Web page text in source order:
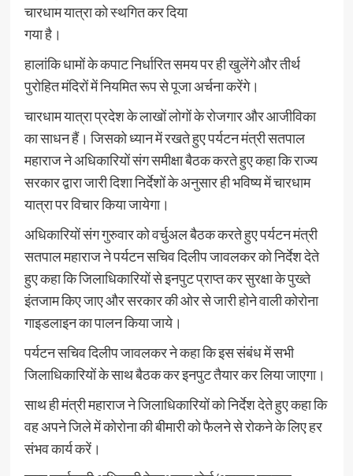
चारधाम यात्रा को स्थगित कर दिया
गया है।
हालांकि धामों के कपाट निर्धारित समय पर ही खुलेंगे और तीर्थ
पुरोहित मंदिरों में नियमित रूप से पूजा अर्चना करेंगे।
चारधाम यात्रा प्रदेश के लाखों लोगों के रोजगार और आजीविका
का साधन हैं। जिसको ध्यान में रखते हुए पर्यटन मंत्री सतपाल
महाराज ने अधिकारियों संग समीक्षा बैठक करते हुए कहा कि राज्य
सरकार द्वारा जारी दिशा निर्देशों के अनुसार ही भविष्य में चारधाम
यात्रा पर विचार किया जायेगा।
अधिकारियों संग गुरुवार को वर्चुअल बैठक करते हुए पर्यटन मंत्री
सतपाल महाराज ने पर्यटन सचिव दिलीप जावलकर को निर्देश देते
हुए कहा कि जिलाधिकारियों से इनपुट प्राप्त कर सुरक्षा के पुख्ते
इंतजाम किए जाए और सरकार की ओर से जारी होने वाली कोरोना
गाइडलाइन का पालन किया जाये।
पर्यटन सचिव दिलीप जावलकर ने कहा कि इस संबंध में सभी
जिलाधिकारियों के साथ बैठक कर इनपुट तैयार कर लिया जाएगा।
साथ ही मंत्री महाराज ने जिलाधिकारियों को निर्देश देते हुए कहा कि
वह अपने जिले में कोरोना की बीमारी को फैलने से रोकने के लिए हर
संभव कार्य करें।